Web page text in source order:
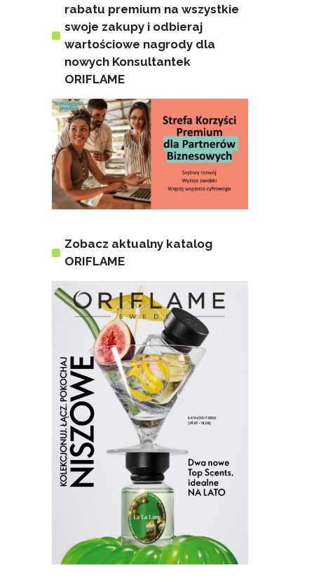
rabatu premium na wszystkie
swoje zakupy i odbieraj
wartościowe nagrody dla
nowych Konsultantek
ORIFLAME
Zobacz aktualny katalog
ORIFLAME